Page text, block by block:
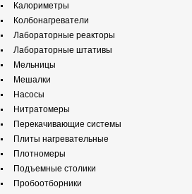
Калориметры
Колбонагреватели
Лабораторные реакторы
Лабораторные штативы
Мельницы
Мешалки
Насосы
Нитратомеры
Перекачивающие системы
Плиты нагревательные
Плотномеры
Подъемные столики
Пробоотборники